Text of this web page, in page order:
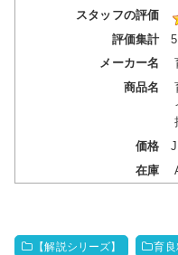
スタッフの評価
評価集計
5
メーカー名
商品名
価格
在庫
【解説シリーズ】 育